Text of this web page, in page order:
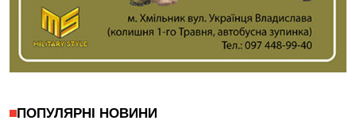
ПОПУЛЯРНІ НОВИНИ